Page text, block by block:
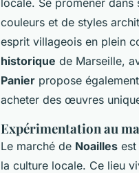
couleurs et de styles
esprit villageois en plein
historique de Marseille,
Panier propose
acheter des œuvres
Expérimentation au
Le marché de Noailles
la culture locale. Ce lieu